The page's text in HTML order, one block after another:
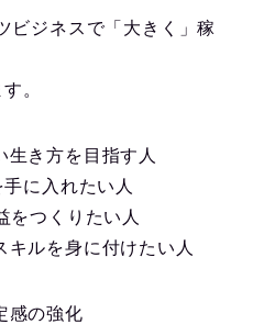
ビジネスで「大きく」稼
。
生き方を目指す人
に入れたい人
をつくりたい人
キルを身に付けたい人
感の強化